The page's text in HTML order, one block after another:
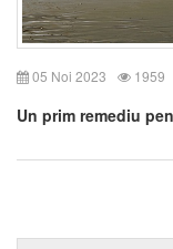
05 Noi 2023 1959
Un prim remediu